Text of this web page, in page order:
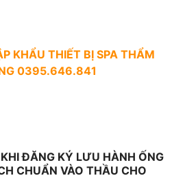
KHẨU THIẾT BỊ SPA THẨM
0395.646.841
ĐĂNG KÝ LƯU HÀNH ỐNG
CHUẨN VÀO THẦU CHO